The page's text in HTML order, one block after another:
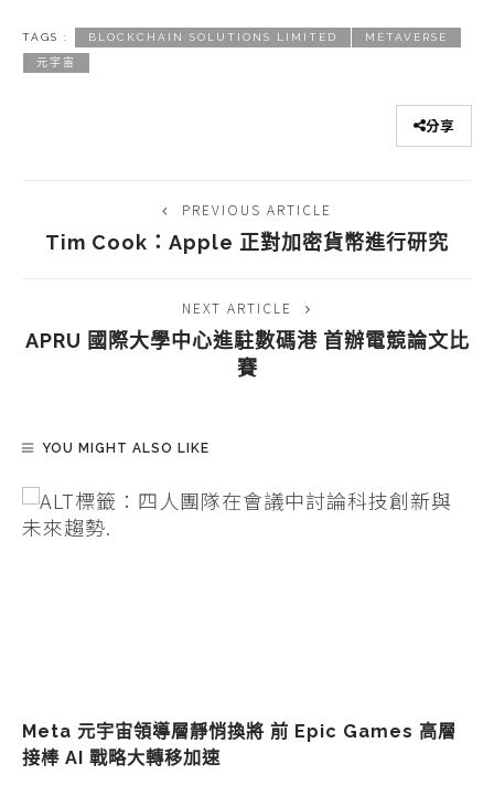
TAGS : BLOCKCHAIN SOLUTIONS LIMITED METAVERSE
元宇宙
分享
PREVIOUS ARTICLE
Tim Cook：Apple 正對加密貨幣進行研究
NEXT ARTICLE
APRU 國際大學中心進駐數碼港 首辦電競論文比
賽
YOU MIGHT ALSO LIKE
Meta 元宇宙領導層靜悄換將 前 Epic Games 高層
接棒 AI 戰略大轉移加速